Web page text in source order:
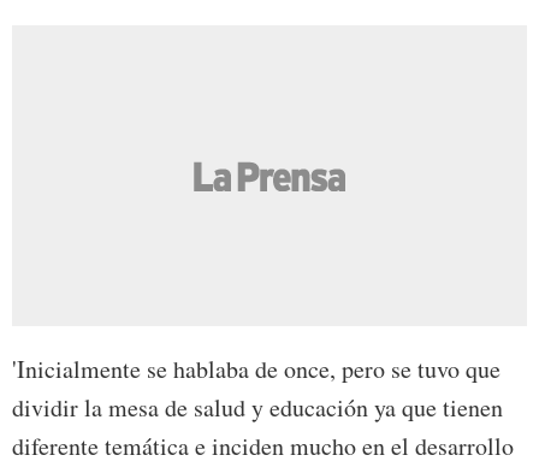
'Inicialmente se hablaba de once, pero se tuvo que
dividir la mesa de salud y educación ya que tienen
diferente temática e inciden mucho en el desarrollo